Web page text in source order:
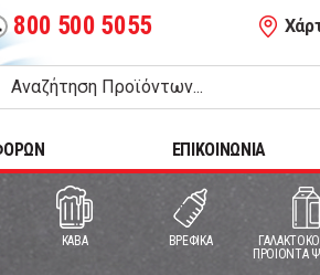
800 500 5055
ΕΠΙΚΟΙΝΩΝΙΑ
ΚΑΒΑ ΒΡΕΦΙΚΑ
ΠΡΟΙΟΝΤΑ